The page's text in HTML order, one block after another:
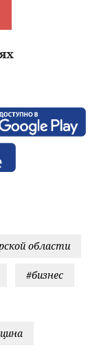
области
#бизнес